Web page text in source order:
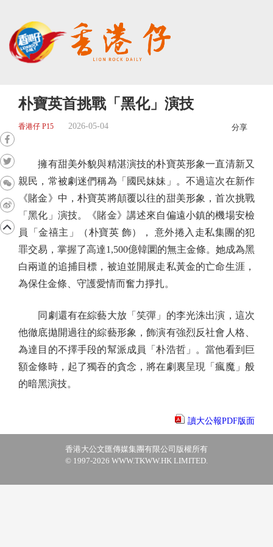
朴寶英首挑戰「黑化」演技
香港仔 P15 2026-05-04 分享
擁有甜美外貌與精湛演技的朴寶英形象一直清新又
親民，常被劇迷們稱為「國民妹妹」。不過這次在新作
《賭金》中，朴寶英將顛覆以往的甜美形象，首次挑戰
「黑化」演技。《賭金》講述來自偏遠小鎮的機場安檢
員「金禧主」（朴寶英 飾）， 意外捲入走私集團的犯
罪交易，掌握了高達1,500億韓圜的無主金條。她成為黑
白兩道的追捕目標，被迫並開展走私黃金的亡命生涯，
為保住金條、守護愛情而奮力掙扎。
同劇還有在綜藝大放「笑彈」的李光洙出演，這次
他徹底拋開過往的綜藝形象，飾演有強烈反社會人格、
為達目的不擇手段的幫派成員「朴浩哲」。當他看到巨
額金條時，起了獨吞的貪念，將在劇裏呈現「瘋魔」般
的暗黑演技。
讀大公報PDF版面
香港大公文匯傳媒集團有限公司版權所有
© 1997-2026 WWW.TKWW.HK LIMITED.